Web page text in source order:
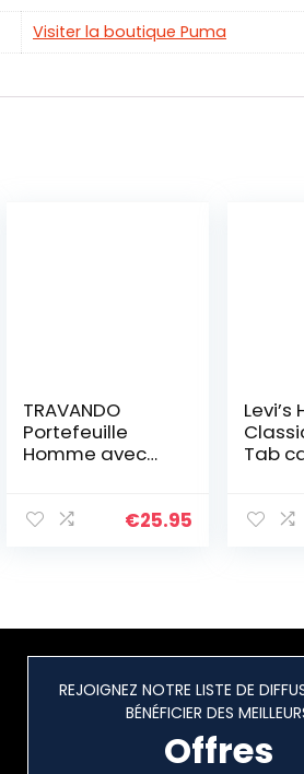
Visiter la boutique Puma
TRAVANDO
Portefeuille
Homme avec
RFID Blocage
Clip en Métal –
Porte-Carte de
– Porte-Cartes
€25.95
Tab
Taille
REJOIGNEZ NOTRE LISTE DE
BÉNÉFICIER DES
Offres